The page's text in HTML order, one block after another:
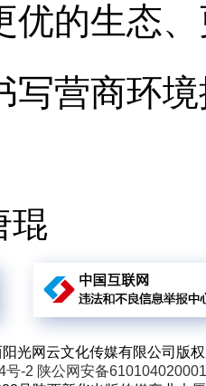
优的生态
写营商环
琨
光网云文化传媒有限公司版
号-2 陕公网安备